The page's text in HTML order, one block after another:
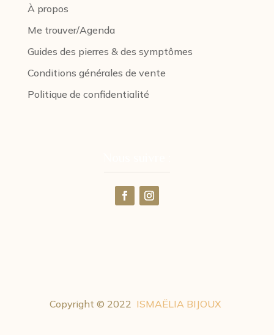
À propos
Me trouver/Agenda
Guides des pierres & des symptômes
Conditions générales de vente
Politique de confidentialité
Copyright © 2022 ISMAËLIA BIJOUX